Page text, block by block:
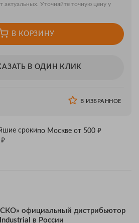
актуальных. Уточняйте точную цену у
В КОРЗИНУ
В ОДИН КЛИК
В ИЗБРАННОЕ
срокипо Москве от 500 ₽
₽
официальный дистрибьютор
в России